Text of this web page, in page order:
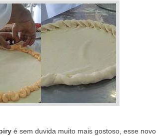
é sem duvida muito mais gostoso, esse novo